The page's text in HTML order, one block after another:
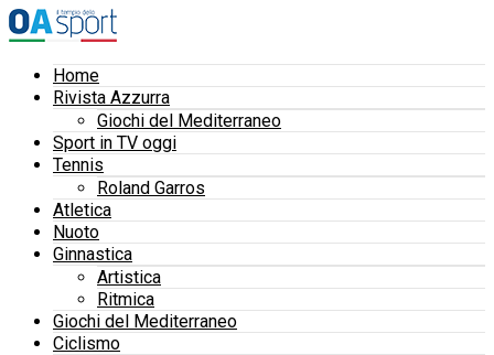
Home
Rivista Azzurra
Giochi del Mediterraneo
Sport in TV oggi
Tennis
Roland Garros
Atletica
Nuoto
Ginnastica
Artistica
Ritmica
Giochi del Mediterraneo
Ciclismo